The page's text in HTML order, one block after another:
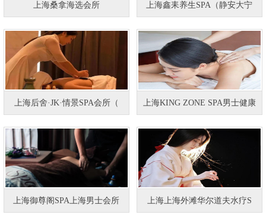
上海桑拿海选会所 上海鑫耒养生SPA（静安大宁
上海后舍·JK·情景SPA会所（ 上海KING ZONE SPA男士健康
上海御尊阁SPA上海男士会所 上海上海外滩华尔道夫水疗S